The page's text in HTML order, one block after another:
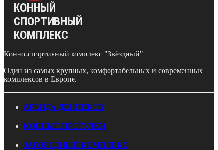
КОННЫЙ
СПОРТИВНЫЙ
КОМПЛЕКС
Конно-спортивный комплекс "Звёздный"
Один из самых крупных, комфортабельных и современных
комплексов в Европе.
АРЕНДА ДЕННИКОВ
КОННЫЕ ПРОГУЛКИ
ЗАГОРОДНЫЙ КОМПЛЕКС